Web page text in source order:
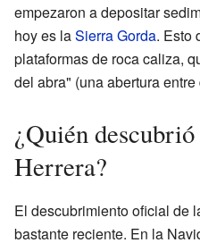
empezaron a depositar
hoy es laSierra Gorda. Esto
plataformas de roca caliza,
del abra" (una abertura
¿Quién
Herrera?
El descubrimiento oficial de
bastante reciente. En la